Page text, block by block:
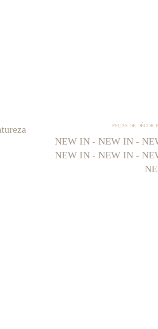
PEÇAS DE DÉCOR
NEW IN - NEW IN -
NEW IN - NEW IN -